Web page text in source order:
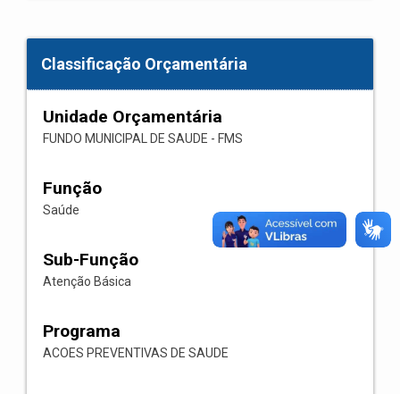
Classificação Orçamentária
Unidade Orçamentária
FUNDO MUNICIPAL DE SAUDE - FMS
Função
Saúde
Sub-Função
Atenção Básica
Programa
ACOES PREVENTIVAS DE SAUDE